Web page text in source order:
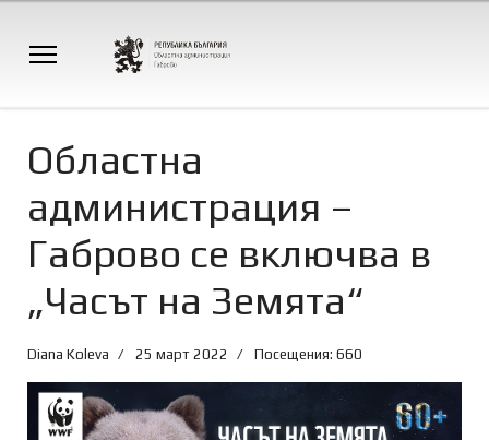
Областна
администрация –
Габрово се включва в
„Часът на Земята“
Diana Koleva 25 март 2022 Посещения: 660